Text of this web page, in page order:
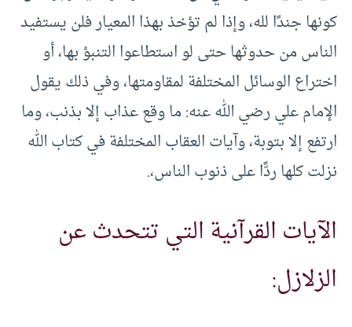
كونها جندًا لله، وإذا لم تؤخذ بهذا المعيار فلن يستفيد
الناس من حدوثها حتى لو استطاعوا التنبؤ بها، أو
اختراع الوسائل المختلفة لمقاومتها، وفي ذلك يقول
الإمام علي رضي الله عنه: ما وقع عذاب إلا بذنب، وما
ارتفع إلا بتوبة، وآيات العقاب المختلفة في كتاب الله
نزلت كلها ردًّا على ذنوب الناس،.
الآيات القرآنية التي تتحدث عن
الزلازل: